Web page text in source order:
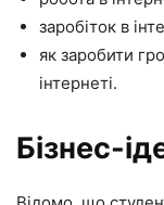
заробіток в
як заробити
інтернеті.
Бізнес-